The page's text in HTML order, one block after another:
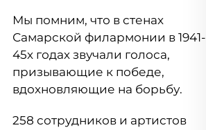
Мы помним, что в стенах
Самарской филармонии в 1941-
45х годах звучали голоса,
призывающие к победе,
вдохновляющие на борьбу.
258 сотрудников и артистов